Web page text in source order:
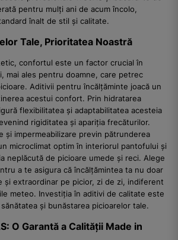
pentru mulți ani de acum încolo,
înalt de stil și calitate.
Tale, Prioritatea Noastră
confortul este un factor crucial în
mai ales pentru doamne, care petrec
Aditivii pentru încălțăminte joacă un
acestui confort. Prin hidratarea
flexibilitatea și adaptabilitatea acesteia
rigiditatea și apariția frecăturilor.
și impermeabilizare previn pătrunderea
microclimat optim în interiorul pantofului și
neplăcută de picioare umede și reci. Alege
a te asigura că încălțămintea ta nu doar
și extraordinar pe picior, zi de zi, indiferent
meteo. Investiția în aditivi de calitate este
și bunăstarea picioarelor tale.
O Garantă a Calității Made in